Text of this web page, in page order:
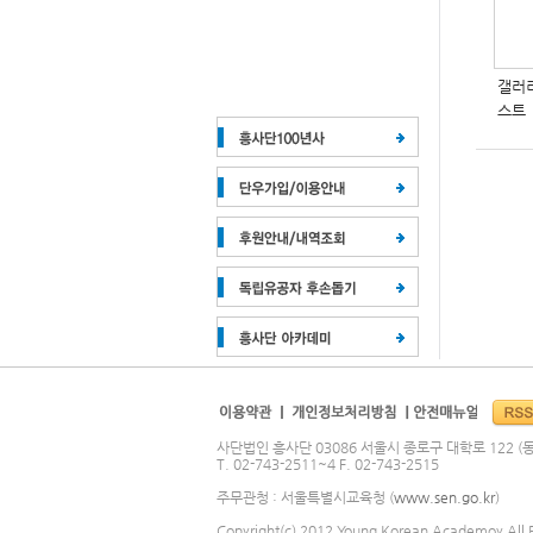
갤러
스트
사단법인 흥사단 03086 서울시 종로구 대학로 122 (
T. 02-743-2511~4 F. 02-743-2515
주무관청 : 서울특별시교육청 (www.sen.go.kr)